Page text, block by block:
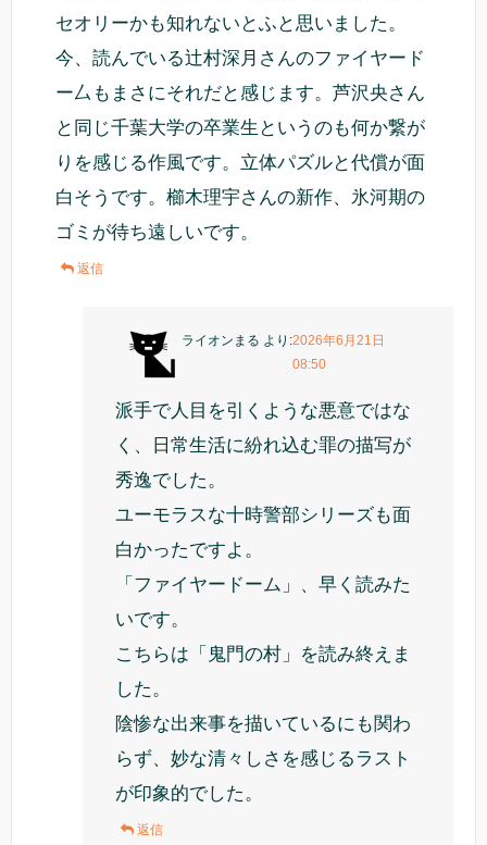
セオリーかも知れないとふと思いました。
今、読んでいる辻村深月さんのファイヤード
ー厶もまさにそれだと感じます。芦沢央さん
と同じ千葉大学の卒業生というのも何か繋が
りを感じる作風です。立体パズルと代償が面
白そうです。櫛木理宇さんの新作、氷河期の
ゴミが待ち遠しいです。
返信
ライオンまる より:2026年6月21日
08:50
派手で人目を引くような悪意ではな
く、日常生活に紛れ込む罪の描写が
秀逸でした。
ユーモラスな十時警部シリーズも面
白かったですよ。
「ファイヤードーム」、早く読みた
いです。
こちらは「鬼門の村」を読み終えま
した。
陰惨な出来事を描いているにも関わ
らず、妙な清々しさを感じるラスト
が印象的でした。
返信